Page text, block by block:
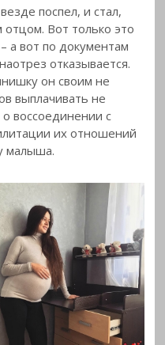
поспел, и стал,
Вот только это
а вот по документам
отказывается.
он своим не
выплачивать не
воссоединении с
их отношений
малыша.